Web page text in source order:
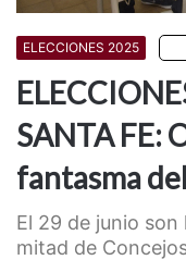
ELECCIONES 2025
SANTA FE:
fantasma
El 29 de junio
mitad de